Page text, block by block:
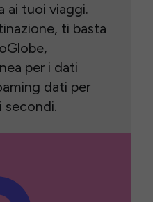
ai tuoi viaggi.
ti basta
per i dati
dati per